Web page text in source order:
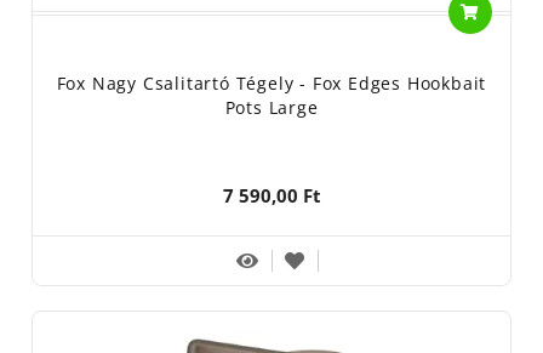
Fox Nagy Csalitartó Tégely - Fox Edges Hookbait
Pots Large
7 590,00 Ft